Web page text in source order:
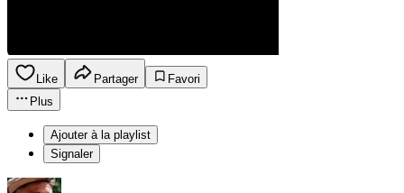
Like Partager
Favori
Plus
Ajouter à la playlist
Signaler